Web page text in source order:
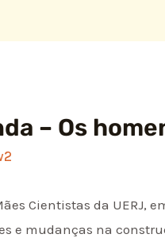
– Os
Cientistas da UERJ,
e mudanças na